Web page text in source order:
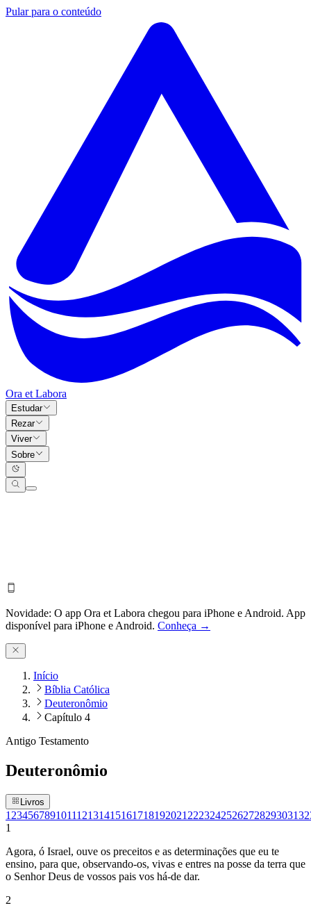
Pular para o conteúdo
Ora et Labora
Estudar
Rezar
Viver
Sobre
Novidade: O app Ora et Labora chegou para iPhone e Android. App
disponível para iPhone e Android. Conheça →
Início
Bíblia Católica
Deuteronômio
Capítulo 4
Antigo Testamento
Deuteronômio
Livros
1 23456789101112131415161718192021 2223242526272829303132
1
Agora, ó Israel, ouve os preceitos e as determinações que eu te
ensino, para que, observando-os, vivas e entres na posse da terra que
o Senhor Deus de vossos pais vos há-de dar.
2